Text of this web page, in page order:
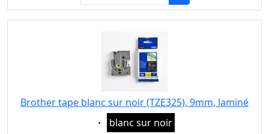
Brother tape blanc sur noir (TZE325), 9mm, laminé
Eigenschaft:
blanc sur noir